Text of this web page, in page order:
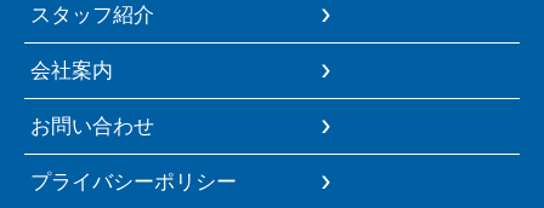
スタッフ紹介
会社案内
お問い合わせ
プライバシーポリシー